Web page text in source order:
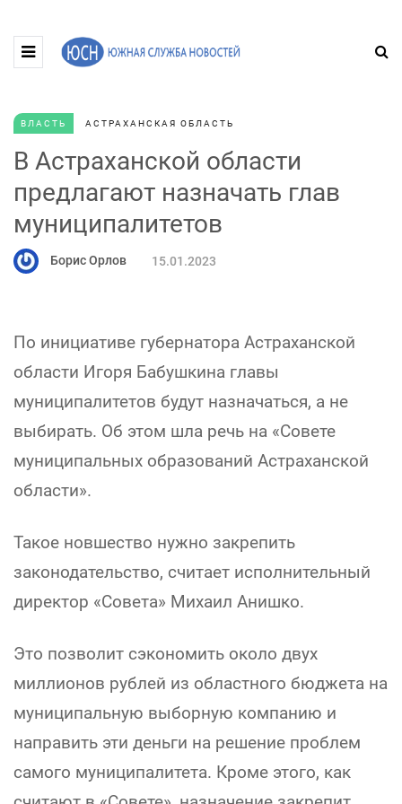
ВЛАСТЬ АСТРАХАНСКАЯ ОБЛАСТЬ
В Астраханской области
предлагают назначать глав
муниципалитетов
Борис Орлов 15.01.2023
По инициативе губернатора Астраханской
области Игоря Бабушкина главы
муниципалитетов будут назначаться, а не
выбирать. Об этом шла речь на «Совете
муниципальных образований Астраханской
области».
Такое новшество нужно закрепить
законодательство, считает исполнительный
директор «Совета» Михаил Анишко.
Это позволит сэкономить около двух
миллионов рублей из областного бюджета на
муниципальную выборную компанию и
направить эти деньги на решение проблем
самого муниципалитета. Кроме этого, как